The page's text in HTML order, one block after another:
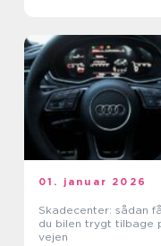
01. januar 2026
Skadecenter: sådan
du bilen trygt tilbage
vejen